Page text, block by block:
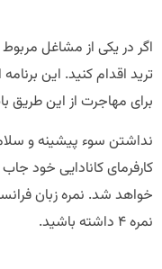
اگر در یکی از مشاغل مربوط
ترید اقدام کنید. این
برای مهاجرت از این طریق
نداشتن سوء پیشینه و
کارفرمای کانادایی خود
نمره ۴ داشته باشید.